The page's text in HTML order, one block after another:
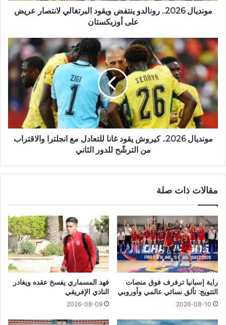
مونديال 2026.. رونالدو ينتفض ويقود البرتغالي لانتصار عريض
على أوزبكستان
مونديال 2026.. كيروش يقود غانا للتعادل مع انجلترا والاقتراب
من الترشّح للدور الثاني
مقالات ذات صلة
راية إسبانيا ترفرف فوق منصات
التتويج: تألق نسائي عالمي وأوروبي
2026-08-10
فهد المسماري يفسخ عقده ويغادر
النادي الإفريقي
2026-08-09